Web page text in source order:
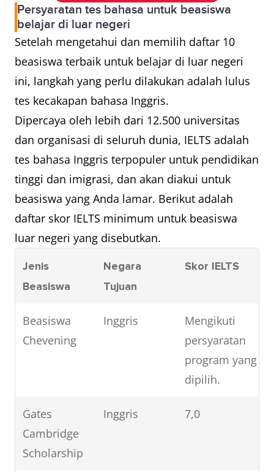
Persyaratan tes bahasa untuk beasiswa
belajar di luar negeri
Setelah mengetahui dan memilih daftar 10
beasiswa terbaik untuk belajar di luar negeri
ini, langkah yang perlu dilakukan adalah lulus
tes kecakapan bahasa Inggris.
Dipercaya oleh lebih dari 12.500 universitas
dan organisasi di seluruh dunia, IELTS adalah
tes bahasa Inggris terpopuler untuk pendidikan
tinggi dan imigrasi, dan akan diakui untuk
beasiswa yang Anda lamar. Berikut adalah
daftar skor IELTS minimum untuk beasiswa
luar negeri yang disebutkan.
Jenis
Beasiswa
Negara
Tujuan
Skor IELTS
Beasiswa
Chevening
Inggris
Mengikuti
persyaratan
program yang
dipilih.
Gates
Cambridge
Scholarship
Inggris 7,0